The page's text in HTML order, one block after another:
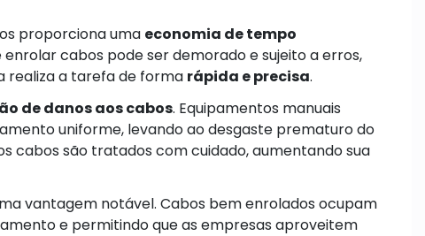
proporciona uma economia de tempo
enrolar cabos pode ser demorado e sujeito a erros,
realiza a tarefa de forma rápida e precisa.
de danos aos cabos. Equipamentos manuais
uniforme, levando ao desgaste prematuro do
cabos são tratados com cuidado, aumentando sua
vantagem notável. Cabos bem enrolados ocupam
e permitindo que as empresas aproveitem